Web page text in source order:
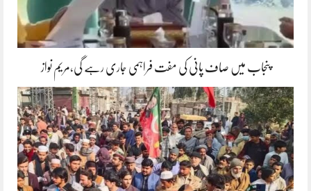
پنجاب میں صاف پانی کی مفت فراہمی جاری رہے گی،مریم نواز